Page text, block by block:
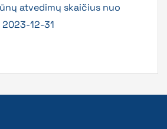
atvedimų skaičius nuo
12-31